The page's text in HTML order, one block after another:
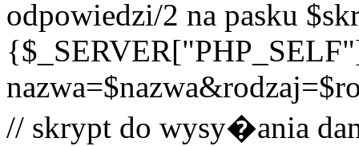
odpowiedzi/2 na pasku
// skrypt do wysy�ania